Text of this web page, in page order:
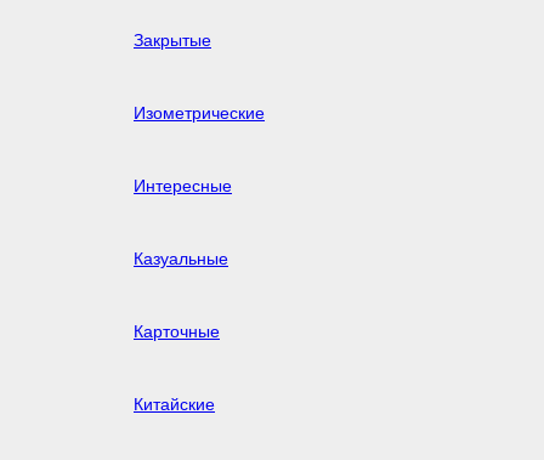
Закрытые
Изометрические
Интересные
Казуальные
Карточные
Китайские